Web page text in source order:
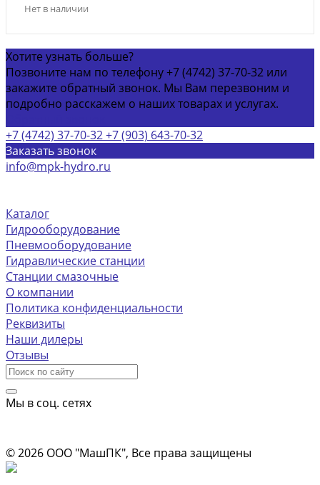
Нет в наличии
Хотите узнать больше?
Позвоните нам по телефону +7 (4742) 37-70-32 или
закажите обратный звонок. Мы Вам перезвоним и
подробно расскажем о наших товарах и услугах.
+7 (4742) 37-70-32+7 (903) 643-70-32
Заказать звонок
info@mpk-hydro.ru
Каталог
Гидрооборудование
Пневмооборудование
Гидравлические станции
Станции смазочные
О компании
Политика конфиденциальности
Реквизиты
Наши дилеры
Отзывы
Мы в соц. сетях
© 2026 ООО "МашПК", Все права защищены